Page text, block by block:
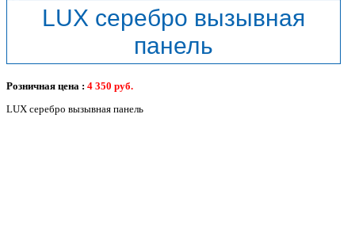
LUX серебро вызывная
панель
Розничная цена : 4 350 руб.
LUX серебро вызывная панель